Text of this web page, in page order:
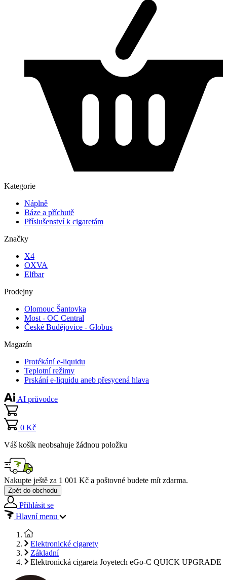
Kategorie
Náplně
Báze a příchutě
Příslušenství k cigaretám
Značky
X4
OXVA
Elfbar
Prodejny
Olomouc Šantovka
Most - OC Central
České Budějovice - Globus
Magazín
Protékání e-liquidu
Teplotní režimy
Prskání e-liquidu aneb přesycená hlava
AI průvodce
0 Kč
Váš košík neobsahuje žádnou položku
Nakupte ještě za 1 001 Kč a poštovné budete mít zdarma.
Zpět do obchodu
Přihlásit se
Hlavní menu
Elektronické cigarety
Základní
Elektronická cigareta Joyetech eGo-C QUICK UPGRADE